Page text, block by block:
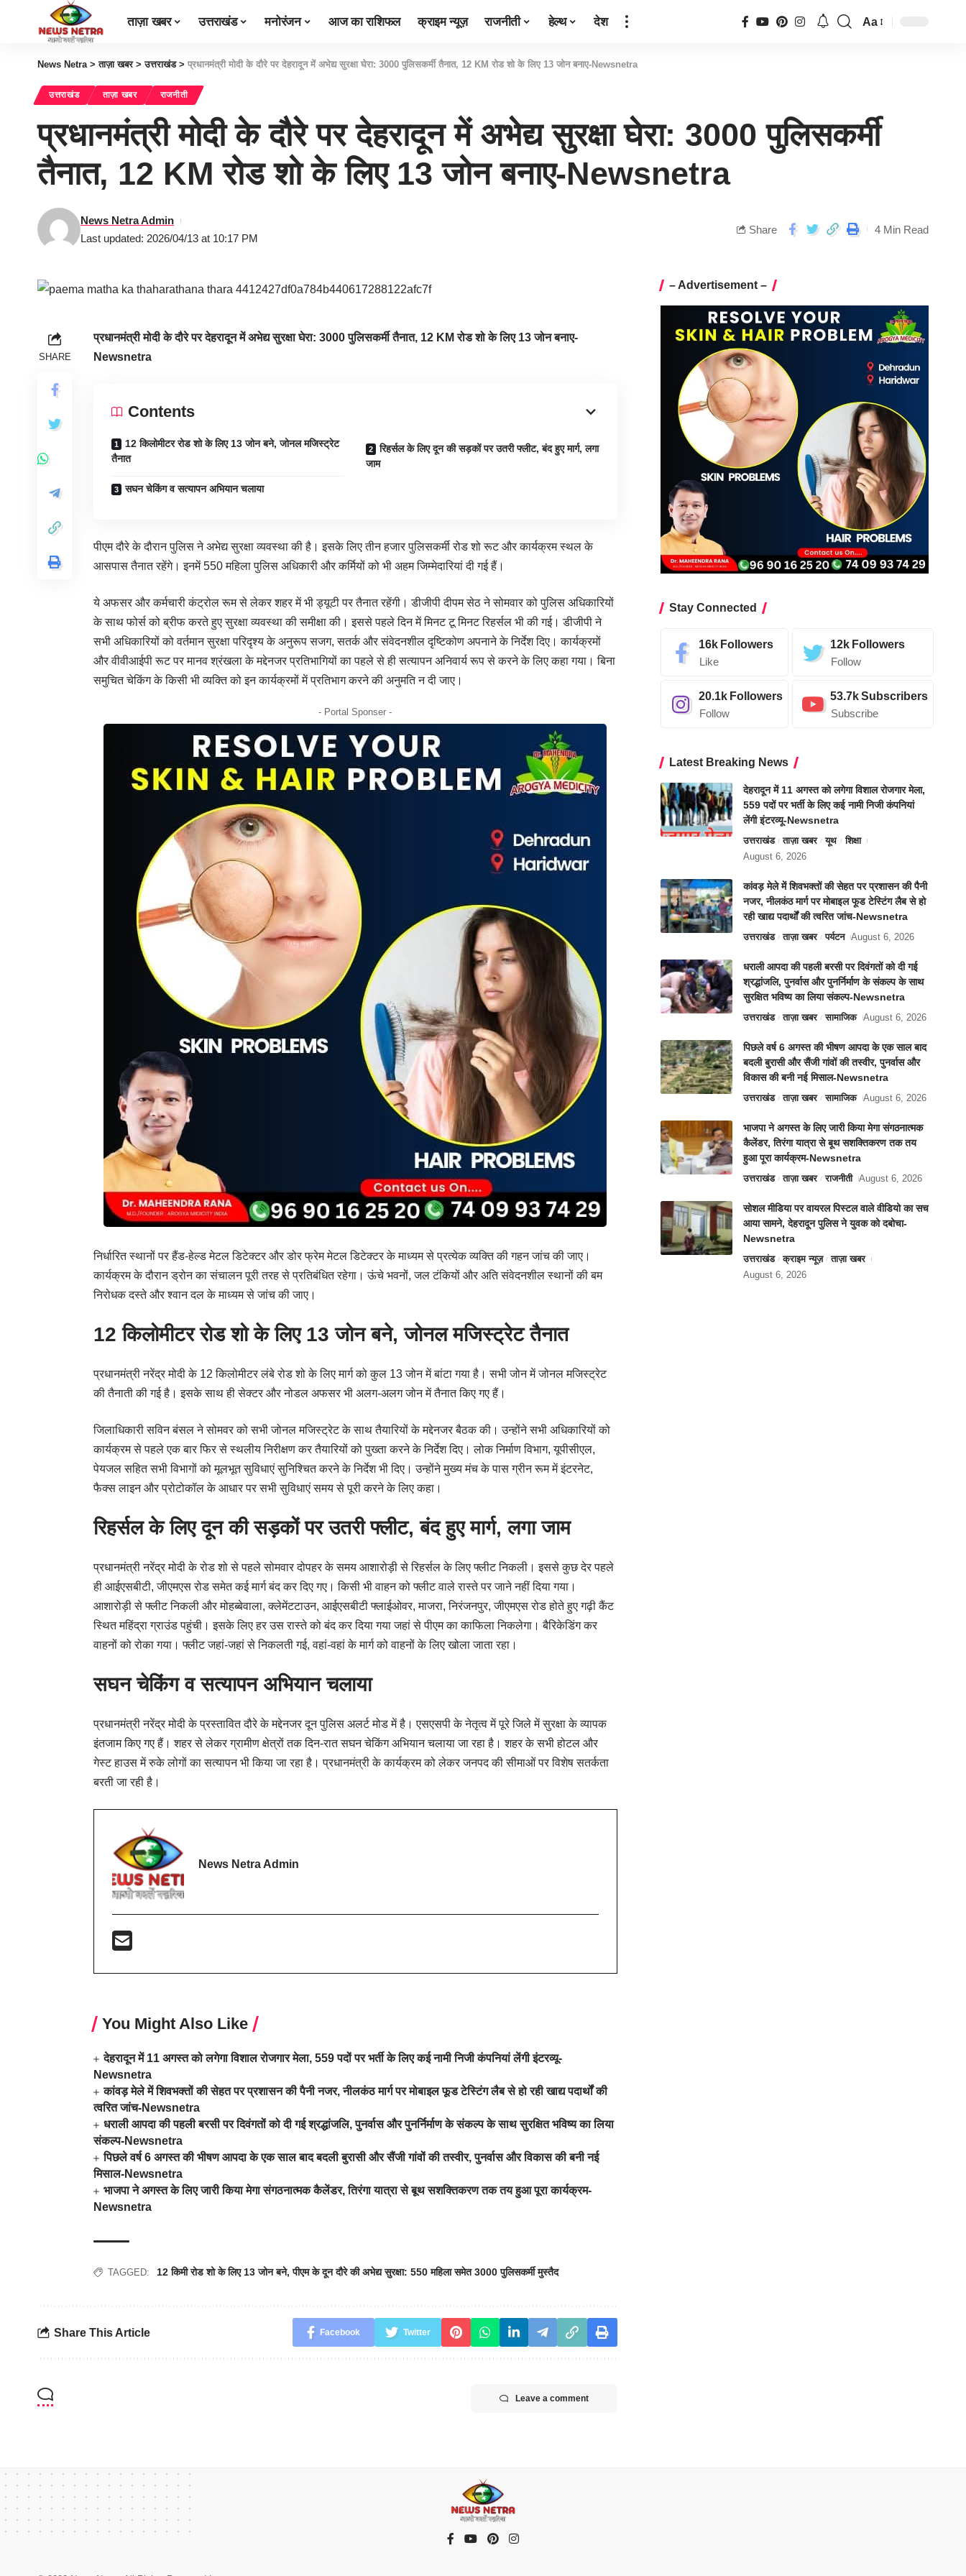
ताज़ा खबर उत्तराखंड मनोरंजन आज का राशिफल क्राइम न्यूज़ राजनीती हेल्थ देश Aa
News Netra>ताज़ा खबर>उत्तराखंड> प्रधानमंत्री मोदी के दौरे पर देहरादून में अभेद्य सुरक्षा घेरा: 3000 पुलिसकर्मी तैनात, 12 KM रोड शो के लिए 13 जोन बनाए-Newsnetra
उत्तराखंड ताज़ा खबर राजनीती
प्रधानमंत्री मोदी के दौरे पर देहरादून में अभेद्य सुरक्षा घेरा: 3000 पुलिसकर्मी
तैनात, 12 KM रोड शो के लिए 13 जोन बनाए-Newsnetra
Last updated: 2026/04/13 at 10:17 PM
News Netra Admin
Share 4 Min Read
SHARE
प्रधानमंत्री मोदी के दौरे पर देहरादून में अभेद्य सुरक्षा घेरा: 3000 पुलिसकर्मी तैनात, 12 KM रोड शो के लिए 13 जोन बनाए-
Newsnetra
Contents
12 किलोमीटर रोड शो के लिए 13 जोन बने, जोनल मजिस्ट्रेट
तैनात
रिहर्सल के लिए दून की सड़कों पर उतरी फ्लीट, बंद हुए मार्ग, लगा
जाम
सघन चेकिंग व सत्यापन अभियान चलाया
पीएम दौरे के दौरान पुलिस ने अभेद्य सुरक्षा व्यवस्था की है। इसके लिए तीन हजार पुलिसकर्मी रोड शो रूट और कार्यक्रम स्थल के
आसपास तैनात रहेंगे। इनमें 550 महिला पुलिस अधिकारी और कर्मियों को भी अहम जिम्मेदारियां दी गई हैं।
ये अफसर और कर्मचारी कंट्रोल रूम से लेकर शहर में भी ड्यूटी पर तैनात रहेंगी। डीजीपी दीपम सेठ ने सोमवार को पुलिस अधिकारियों
के साथ फोर्स को ब्रीफ करते हुए सुरक्षा व्यवस्था की समीक्षा की। इससे पहले दिन में मिनट टू मिनट रिहर्सल भी की गई। डीजीपी ने
सभी अधिकारियों को वर्तमान सुरक्षा परिदृश्य के अनुरूप सजग, सतर्क और संवेदनशील दृष्टिकोण अपनाने के निर्देश दिए। कार्यक्रमों
और वीवीआईपी रूट पर मानव श्रंखला के मद्देनजर प्रतिभागियों का पहले से ही सत्यापन अनिवार्य रूप से करने के लिए कहा गया। बिना
समुचित चेकिंग के किसी भी व्यक्ति को इन कार्यक्रमों में प्रतिभाग करने की अनुमति न दी जाए।
- Portal Sponser -
निर्धारित स्थानों पर हैंड-हेल्ड मेटल डिटेक्टर और डोर फ्रेम मेटल डिटेक्टर के माध्यम से प्रत्येक व्यक्ति की गहन जांच की जाए।
कार्यक्रम के दौरान ड्रोन का संचालन पूरी तरह से प्रतिबंधित रहेगा। ऊंचे भवनों, जल टंकियों और अति संवेदनशील स्थानों की बम
निरोधक दस्ते और श्वान दल के माध्यम से जांच की जाए।
12 किलोमीटर रोड शो के लिए 13 जोन बने, जोनल मजिस्ट्रेट तैनात
प्रधानमंत्री नरेंद्र मोदी के 12 किलोमीटर लंबे रोड शो के लिए मार्ग को कुल 13 जोन में बांटा गया है। सभी जोन में जोनल मजिस्ट्रेट
की तैनाती की गई है। इसके साथ ही सेक्टर और नोडल अफसर भी अलग-अलग जोन में तैनात किए गए हैं।
जिलाधिकारी सविन बंसल ने सोमवर को सभी जोनल मजिस्ट्रेट के साथ तैयारियों के मद्देनजर बैठक की। उन्होंने सभी अधिकारियों को
कार्यक्रम से पहले एक बार फिर से स्थलीय निरीक्षण कर तैयारियों को पुख्ता करने के निर्देश दिए। लोक निर्माण विभाग, यूपीसीएल,
पेयजल सहित सभी विभागों को मूलभूत सुविधाएं सुनिश्चित करने के निर्देश भी दिए। उन्होंने मुख्य मंच के पास ग्रीन रूम में इंटरनेट,
फैक्स लाइन और प्रोटोकॉल के आधार पर सभी सुविधाएं समय से पूरी करने के लिए कहा।
रिहर्सल के लिए दून की सड़कों पर उतरी फ्लीट, बंद हुए मार्ग, लगा जाम
प्रधानमंत्री नरेंद्र मोदी के रोड शो से पहले सोमवार दोपहर के समय आशारोड़ी से रिहर्सल के लिए फ्लीट निकली। इससे कुछ देर पहले
ही आईएसबीटी, जीएमएस रोड समेत कई मार्ग बंद कर दिए गए। किसी भी वाहन को फ्लीट वाले रास्ते पर जाने नहीं दिया गया।
आशारोड़ी से फ्लीट निकली और मोहब्बेवाला, क्लेमेंटटाउन, आईएसबीटी फ्लाईओवर, माजरा, निरंजनपुर, जीएमएस रोड होते हुए गढ़ी कैंट
स्थित महिंद्रा ग्राउंड पहुंची। इसके लिए हर उस रास्ते को बंद कर दिया गया जहां से पीएम का काफिला निकलेगा। बैरिकेडिंग कर
वाहनों को रोका गया। फ्लीट जहां-जहां से निकलती गई, वहां-वहां के मार्ग को वाहनों के लिए खोला जाता रहा।
सघन चेकिंग व सत्यापन अभियान चलाया
प्रधानमंत्री नरेंद्र मोदी के प्रस्तावित दौरे के मद्देनजर दून पुलिस अलर्ट मोड में है। एसएसपी के नेतृत्व में पूरे जिले में सुरक्षा के व्यापक
इंतजाम किए गए हैं। शहर से लेकर ग्रामीण क्षेत्रों तक दिन-रात सघन चेकिंग अभियान चलाया जा रहा है। शहर के सभी होटल और
गेस्ट हाउस में रुके लोगों का सत्यापन भी किया जा रहा है। प्रधानमंत्री के कार्यक्रम को लेकर जनपद की सीमाओं पर विशेष सतर्कता
बरती जा रही है।
News Netra Admin
You Might Also Like
देहरादून में 11 अगस्त को लगेगा विशाल रोजगार मेला, 559 पदों पर भर्ती के लिए कई नामी निजी कंपनियां लेंगी इंटरव्यू-
Newsnetra
कांवड़ मेले में शिवभक्तों की सेहत पर प्रशासन की पैनी नजर, नीलकंठ मार्ग पर मोबाइल फूड टेस्टिंग लैब से हो रही खाद्य पदार्थों की
त्वरित जांच-Newsnetra
धराली आपदा की पहली बरसी पर दिवंगतों को दी गई श्रद्धांजलि, पुनर्वास और पुनर्निर्माण के संकल्प के साथ सुरक्षित भविष्य का लिया
संकल्प-Newsnetra
पिछले वर्ष 6 अगस्त की भीषण आपदा के एक साल बाद बदली बुरासी और सैंजी गांवों की तस्वीर, पुनर्वास और विकास की बनी नई
मिसाल-Newsnetra
भाजपा ने अगस्त के लिए जारी किया मेगा संगठनात्मक कैलेंडर, तिरंगा यात्रा से बूथ सशक्तिकरण तक तय हुआ पूरा कार्यक्रम-
Newsnetra
TAGGED: 12 किमी रोड शो के लिए 13 जोन बने,पीएम के दून दौरे की अभेद्य सुरक्षा: 550 महिला समेत 3000 पुलिसकर्मी मुस्तैद
Share This Article Facebook Twitter
Leave a comment
– Advertisement –
Stay Connected
16k Followers
Like
12k Followers
Follow
20.1k Followers
Follow
53.7kSubscribers
Subscribe
Latest Breaking News
देहरादून में 11 अगस्त को लगेगा विशाल रोजगार मेला,
559 पदों पर भर्ती के लिए कई नामी निजी कंपनियां
लेंगी इंटरव्यू-Newsnetra
उत्तराखंड ताज़ा खबर यूथ
शिक्षा
August 6, 2026
कांवड़ मेले में शिवभक्तों की सेहत पर प्रशासन की पैनी
नजर, नीलकंठ मार्ग पर मोबाइल फूड टेस्टिंग लैब से हो
रही खाद्य पदार्थों की त्वरित जांच-Newsnetra
उत्तराखंड ताज़ा खबर पर्यटन August 6, 2026
धराली आपदा की पहली बरसी पर दिवंगतों को दी गई
श्रद्धांजलि, पुनर्वास और पुनर्निर्माण के संकल्प के साथ
सुरक्षित भविष्य का लिया संकल्प-Newsnetra
उत्तराखंड ताज़ा खबर सामाजिक August 6, 2026
पिछले वर्ष 6 अगस्त की भीषण आपदा के एक साल बाद
बदली बुरासी और सैंजी गांवों की तस्वीर, पुनर्वास और
विकास की बनी नई मिसाल-Newsnetra
उत्तराखंड ताज़ा खबर सामाजिक August 6, 2026
भाजपा ने अगस्त के लिए जारी किया मेगा संगठनात्मक
कैलेंडर, तिरंगा यात्रा से बूथ सशक्तिकरण तक तय
हुआ पूरा कार्यक्रम-Newsnetra
उत्तराखंड ताज़ा खबर राजनीती August 6, 2026
सोशल मीडिया पर वायरल पिस्टल वाले वीडियो का सच
आया सामने, देहरादून पुलिस ने युवक को दबोचा-
Newsnetra
उत्तराखंड क्राइम न्यूज़
ताज़ा खबर
August 6, 2026